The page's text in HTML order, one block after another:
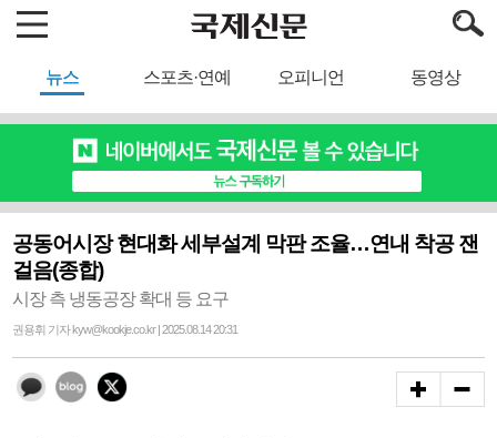
뉴스 스포츠·연예 오피니언 동영상
공동어시장 현대화 세부설계 막판 조율…연내 착공 잰
걸음(종합)
시장 측 냉동공장 확대 등 요구
권용휘 기자 kyw@kookje.co.kr | 2025.08.14 20:31